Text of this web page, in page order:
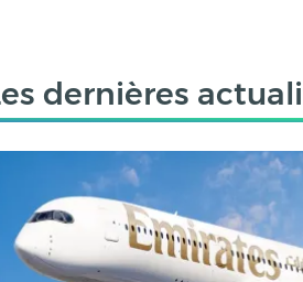
dernières